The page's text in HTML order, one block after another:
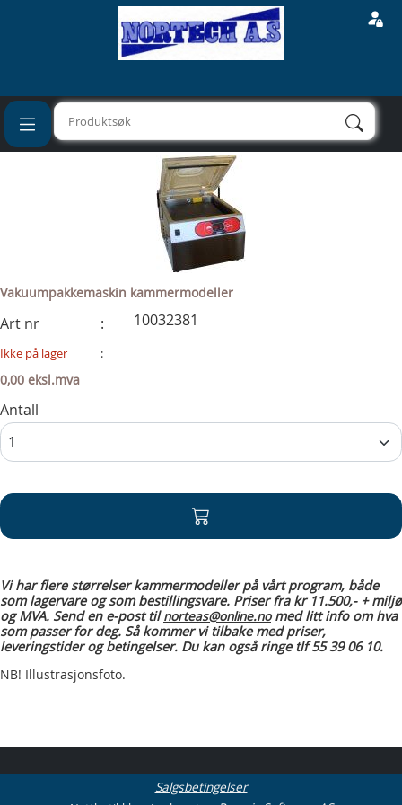
Vakuumpakkemaskiner
Vakuumpakkemaskin
Vakuumpakkemaskin kammermodeller
Art nr : 10032381
Ikke på lager
:
0,00 eksl.mva
Antall
Vi har flere størrelser kammermodeller på vårt program, både
som lagervare og som bestillingsvare. Priser fra kr 11.500,- + miljø
og MVA. Send en e-post tilnorteas@online.nomed litt info om hva
som passer for deg. Så kommer vi tilbake med priser,
leveringstider og betingelser. Du kan også ringe tlf 55 39 06 10.
NB! Illustrasjonsfoto.
Salgsbetingelser